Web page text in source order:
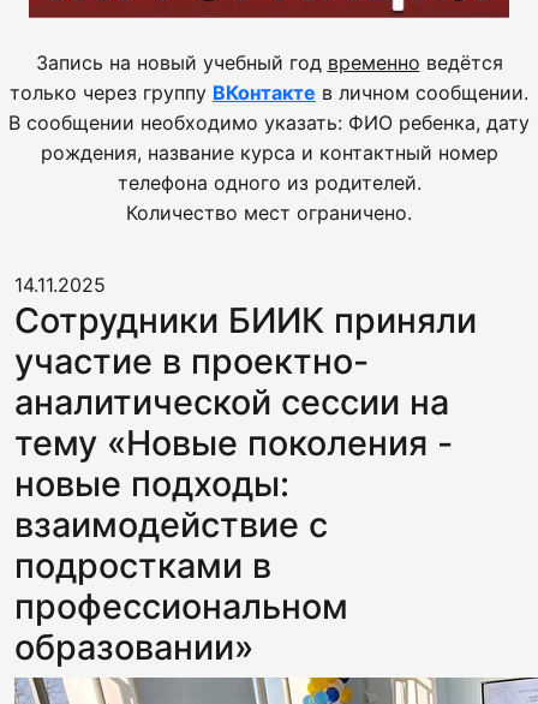
Запись на новый учебный год временно ведётся
только через группу ВКонтакте в личном сообщении.
В сообщении необходимо указать: ФИО ребенка, дату
рождения, название курса и контактный номер
телефона одного из родителей.
Количество мест ограничено.
14.11.2025
Сотрудники БИИК приняли
участие в проектно-
аналитической сессии на
тему «Новые поколения -
новые подходы:
взаимодействие с
подростками в
профессиональном
образовании»